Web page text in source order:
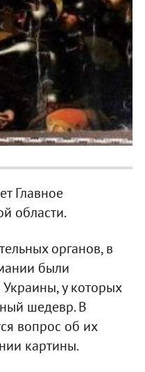
Главное
области.
органов, в
были
у которых
шедевр. В
вопрос об их
картины.